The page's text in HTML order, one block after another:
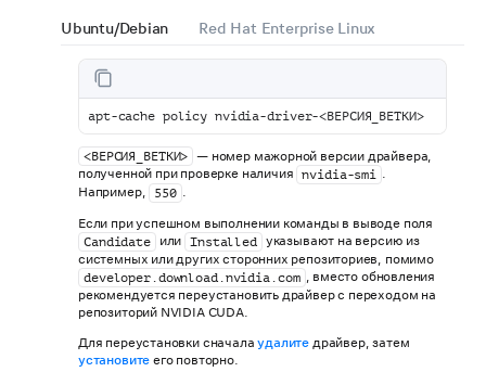
Ubuntu/Debian Red Hat Enterprise Linux
apt-cache policy nvidia-driver-<ВЕРСИЯ_ВЕТКИ>
<ВЕРСИЯ_ВЕТКИ> — номер мажорной версии драйвера,
полученной при проверке наличия nvidia-smi .
Например,
550 .
Если при успешном выполнении команды в выводе поля
Candidate
или Installed указывают на версию из
системных или других сторонних репозиториев, помимо
developer.download.nvidia.com , вместо обновления
рекомендуется переустановить драйвер с переходом на
репозиторий NVIDIA CUDA.
Для переустановки сначалаудалите драйвер, затем
установите его повторно.